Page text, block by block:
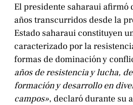
El presidente saharaui afirmó
años transcurridos desde la
Estado saharaui constituyen
caracterizado por la
formas de dominación y
años de resistencia y lucha,
formación y desarrollo en
campos», declaró durante su